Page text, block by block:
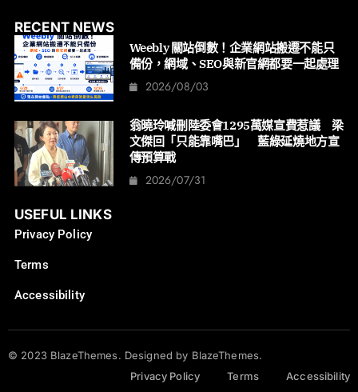
RECENT NEWS
Weebly 關站倒數！企業網站搬遷不能只
備份，網域、SEO與新官網都要一起處理
2026/08/03
翁曉玲喊刪陸委會1295萬媒宣費惹議 梁
文傑回「只能靠嘴巴」 藍綠延燒地方宣
傳預算戰
2026/07/31
USEFUL LINKS
Privacy Policy
Terms
Accessibility
© 2023 BlazeThemes. Designed by BlazeThemes.
Privacy Policy
Terms Accessibility